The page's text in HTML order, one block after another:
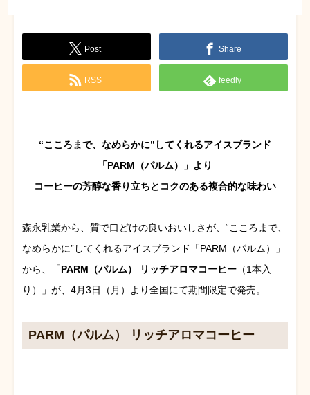
Post Share
RSS feedly
“こころまで、なめらかに”してくれるアイスブランド
「PARM（パルム）」より
コーヒーの芳醇な香り立ちとコクのある複合的な味わい
森永乳業から、質で口どけの良いおいしさが、“こころまで、
なめらかに”してくれるアイスブランド「PARM（パルム）」
から、「PARM（パルム） リッチアロマコーヒー （1本入
り）」が、4月3日（月）より全国にて期間限定で発売。
PARM（パルム） リッチアロマコーヒー